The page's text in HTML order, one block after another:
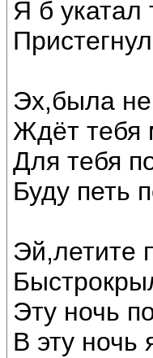
Я б укатал
Эх,была
Ждёт тебя
Для тебя
Буду петь
Эй,летите
Эту ночь
В эту ночь